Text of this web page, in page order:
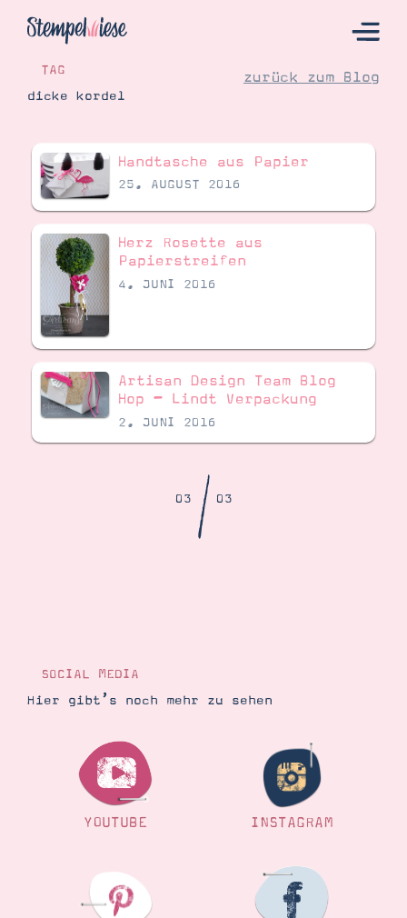
Hier Starten
Katalog
Bestellen
Kontakt
Angebote
Demonstrator werden
Über Stampin’ Up!
TAG
dicke kordel
zurück zum Blog
Handtasche aus Papier
25. AUGUST 2016
Herz Rosette aus
Papierstreifen
4. JUNI 2016
Artisan Design Team Blog
Hop – Lindt Verpackung
2. JUNI 2016
03/03
SOCIAL MEDIA
Hier gibt’s noch mehr zu sehen
YOUTUBE INSTAGRAM